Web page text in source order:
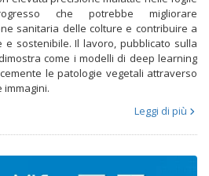
che potrebbe migliorare
sanitaria delle colture e contribuire a
sostenibile. Il lavoro, pubblicato sulla
come i modelli di deep learning
le patologie vegetali attraverso
Leggi di più